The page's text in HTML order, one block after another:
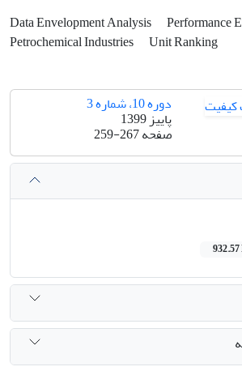
Data Envelopment Analysis
Performance
Petrochemical Industries
Unit Ranking
دوره 10، شماره 3
پاییز 1399
صفحه259-267